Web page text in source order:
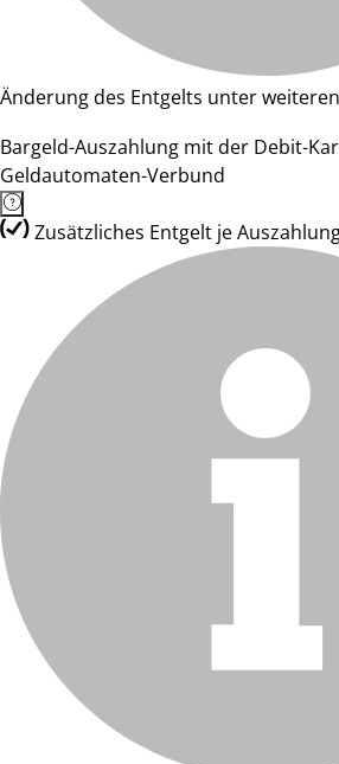
Änderung des Entgelts unter
Bargeld-Auszahlung mit der Debit-
Geldautomaten-Verbund
Zusätzliches Entgelt je